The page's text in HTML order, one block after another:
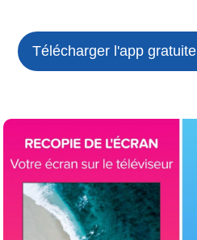
Télécharger l'app gratuite